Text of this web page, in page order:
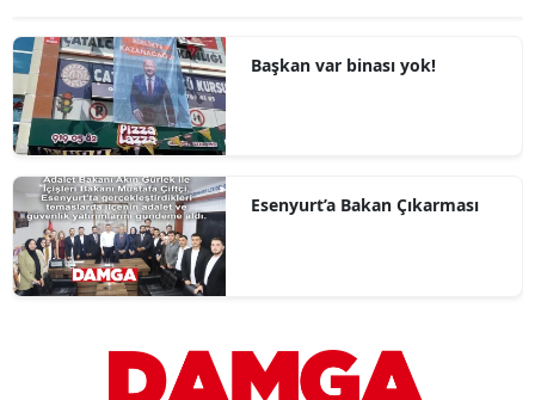
Başkan var binası yok!
Esenyurt’a Bakan Çıkarması